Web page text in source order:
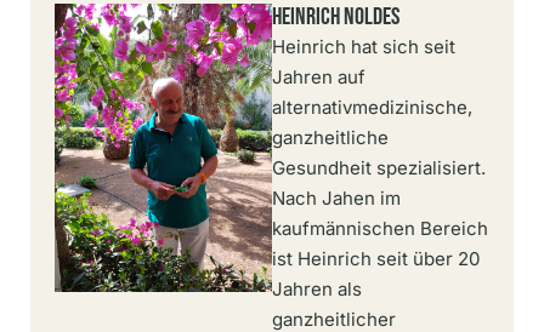
Heinrich Noldes
Heinrich hat sich seit
Jahren auf
alternativmedizinische,
ganzheitliche
Gesundheit spezialisiert.
Nach Jahen im
kaufmännischen Bereich
ist Heinrich seit über 20
Jahren als
ganzheitlicher